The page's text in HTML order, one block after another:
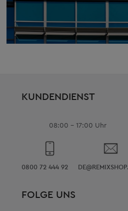
KUNDENDIENST
08:00 - 17:00 Uhr
0800 72 444 92
FOLGE UNS